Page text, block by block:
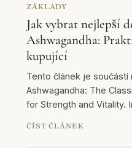
ZÁKLADY
Jak vybrat nejlepší
Ashwagandha:
kupující
Tento článek je
Ashwagandha: The
for Strength and Vitality.
ČÍST ČLÁNEK